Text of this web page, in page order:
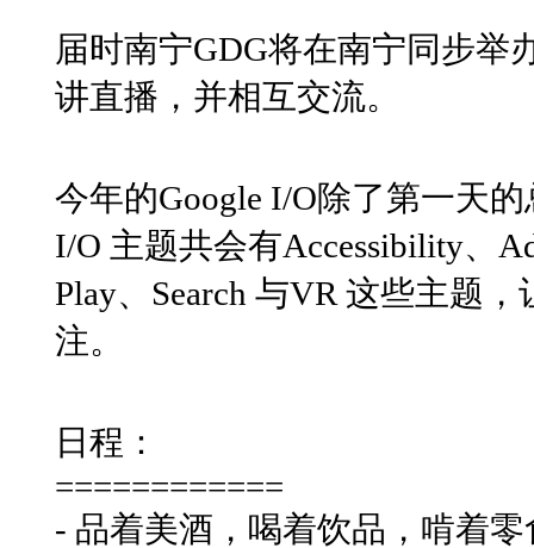
届时南宁GDG将在南宁同步举
讲直播，并相互交流。
今年的Google I/O除了第一天
I/O 主题共会有Accessibility、
Play、Search 与VR 这些主题
注。
日程：
============
- 品着美酒，喝着饮品，啃着